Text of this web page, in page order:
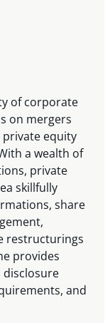
of corporate
on mergers
equity
a wealth of
private
skillfully
share
restructurings
provides
disclosure
and